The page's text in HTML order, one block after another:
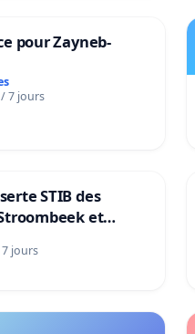
pour Zayneb-
7 jours
STIB des
et
een MIVB-
de wijken
Het Voor
jours